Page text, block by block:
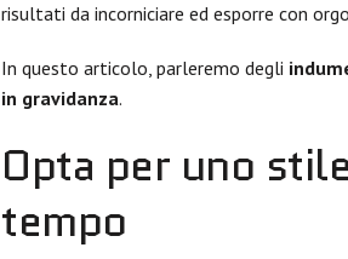
risultati da incorniciare ed esporre con
In questo articolo, parleremo degli
in gravidanza.
Opta per uno
tempo